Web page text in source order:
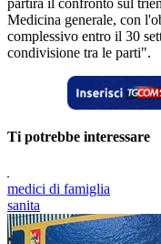
Medicina generale, con
complessivo entro il 30
condivisione tra le parti".
Ti potrebbe interessare
medici di famiglia
sanita